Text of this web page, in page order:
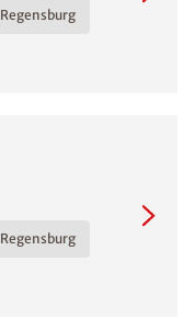
Regensburg
Regensburg